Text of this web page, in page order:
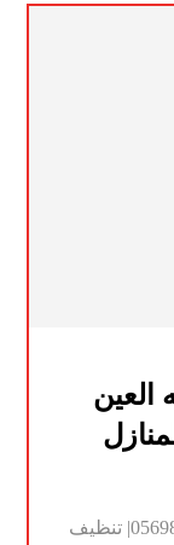
شركة تنظيف في الطويه العين |0569860717| تنظيف